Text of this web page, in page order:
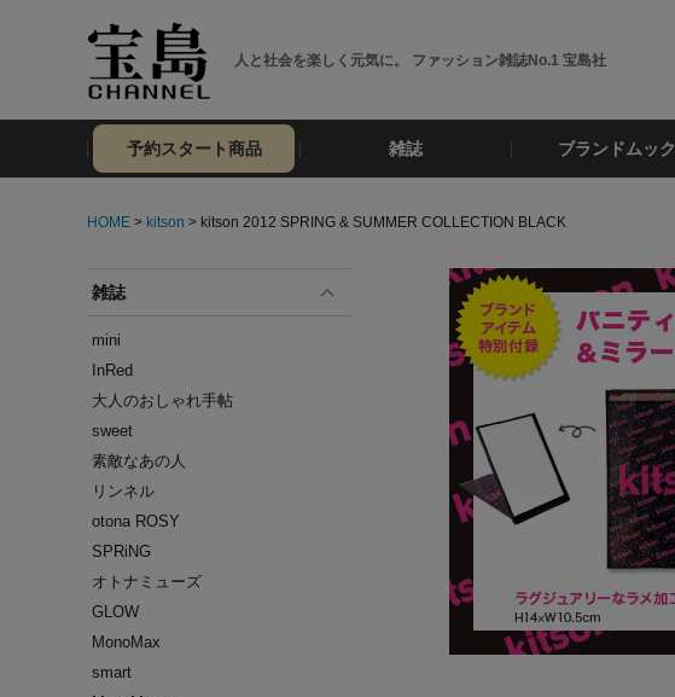
人と社会を楽しく元気に。 ファッション雑誌No.1 宝島社
予約スタート商品 雑誌 ブランドムック
HOME > kitson > kitson 2012 SPRING & SUMMER COLLECTION BLACK
雑誌
mini
InRed
大人のおしゃれ手帖
sweet
素敵なあの人
リンネル
otona ROSY
SPRiNG
オトナミューズ
GLOW
MonoMax
smart